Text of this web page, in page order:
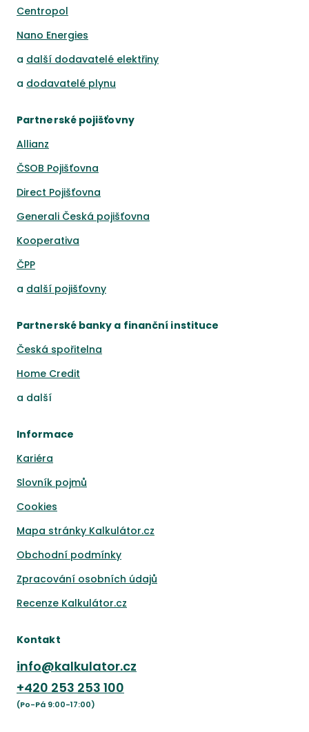
Centropol
Nano Energies
a další dodavatelé elektřiny
a dodavatelé plynu
Partnerské pojišťovny
Allianz
ČSOB Pojišťovna
Direct Pojišťovna
Generali Česká pojišťovna
Kooperativa
ČPP
a další pojišťovny
Partnerské banky a finanční instituce
Česká spořitelna
Home Credit
a další
Informace
Kariéra
Slovník pojmů
Cookies
Mapa stránky Kalkulátor.cz
Obchodní podmínky
Zpracování osobních údajů
Recenze Kalkulátor.cz
Kontakt
info@kalkulator.cz
+420 253 253 100
(Po-Pá 9:00-17:00)